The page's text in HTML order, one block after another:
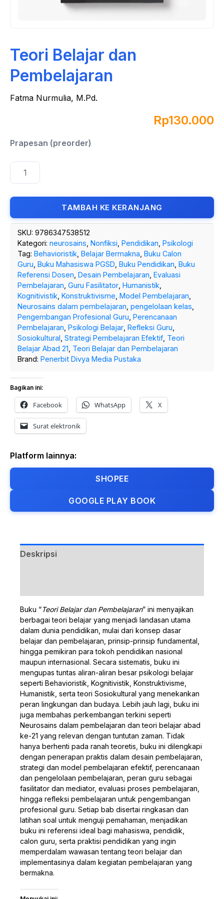
Teori Belajar dan
Pembelajaran
Fatma Nurmulia, M.Pd.
Rp130.000
TAMBAH KE KERANJANG
SKU: 9786347538512
Kategori: neurosains Nonfiksi Pendidikan Psikologi
Tag: Behavioristik Belajar Bermakna Buku Calon
Guru Buku Mahasiswa PGSD Buku Pendidikan Buku
Referensi Dosen Desain Pembelajaran Evaluasi
Pembelajaran Guru Fasilitator Humanistik
Kognitivistik Konstruktivisme Model Pembelajaran
Neurosains dalam pembelajaran pengelolaan kelas
Pengembangan Profesional Guru Perencanaan
Pembelajaran Psikologi Belajar Refleksi Guru
Sosiokultural Strategi Pembelajaran Efektif Teori
Belajar Abad 21 Teori Belajar dan Pembelajaran
Brand: Penerbit Divya Media Pustaka
Bagikan ini:
Facebook WhatsApp X
Surat elektronik
Platform lainnya:
SHOPEE
GOOGLE PLAY BOOK
Deskripsi
Buku “Teori Belajar dan Pembelajaran” ini menyajikan
berbagai teori belajar yang menjadi landasan utama
dalam dunia pendidikan, mulai dari konsep dasar
belajar dan pembelajaran, prinsip-prinsip fundamental,
hingga pemikiran para tokoh pendidikan nasional
maupun internasional. Secara sistematis, buku ini
mengupas tuntas aliran-aliran besar psikologi belajar
seperti Behavioristik, Kognitivistik, Konstruktivisme,
Humanistik, serta teori Sosiokultural yang menekankan
peran lingkungan dan budaya. Lebih jauh lagi, buku ini
juga membahas perkembangan terkini seperti
Neurosains dalam pembelajaran dan teori belajar abad
ke-21 yang relevan dengan tuntutan zaman. Tidak
hanya berhenti pada ranah teoretis, buku ini dilengkapi
dengan penerapan praktis dalam desain pembelajaran,
strategi dan model pembelajaran efektif, perencanaan
dan pengelolaan pembelajaran, peran guru sebagai
fasilitator dan mediator, evaluasi proses pembelajaran,
hingga refleksi pembelajaran untuk pengembangan
profesional guru. Setiap bab disertai ringkasan dan
latihan soal untuk menguji pemahaman, menjadikan
buku ini referensi ideal bagi mahasiswa, pendidik,
calon guru, serta praktisi pendidikan yang ingin
memperdalam wawasan tentang teori belajar dan
implementasinya dalam kegiatan pembelajaran yang
bermakna.